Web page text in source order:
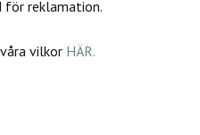
för reklamation.
vilkor HÄR.